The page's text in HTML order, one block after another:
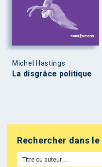
Michel Hastings
La disgrâce politique
Rechercher dans